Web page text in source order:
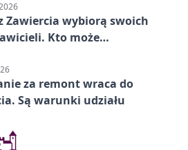
Zawiercia wybiorą swoich
Kto może
za remont wraca do
Są warunki udziału